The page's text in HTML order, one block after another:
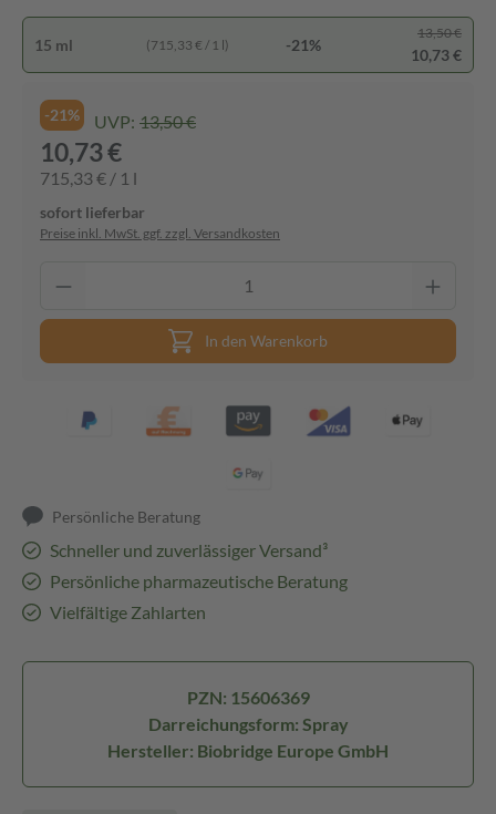
15 ml (715,33 € / 1 l) -21%
13,50 €
10,73 €
-21% UVP: 13,50 €
10,73 €
715,33 € / 1 l
sofort lieferbar
Preise inkl. MwSt. ggf. zzgl. Versandkosten
In den Warenkorb
Persönliche Beratung
Schneller und zuverlässiger Versand³
Persönliche pharmazeutische Beratung
Vielfältige Zahlarten
PZN: 15606369
Darreichungsform: Spray
Hersteller: Biobridge Europe GmbH